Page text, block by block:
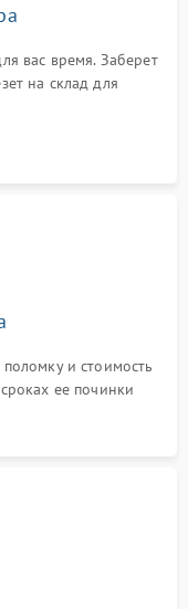
вас время. Заберет
на склад для
и стоимость
ее починки